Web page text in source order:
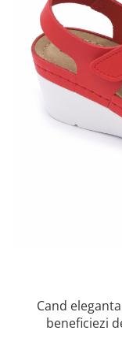
Vesna
Dr. Feet
Cand
beneficiezi